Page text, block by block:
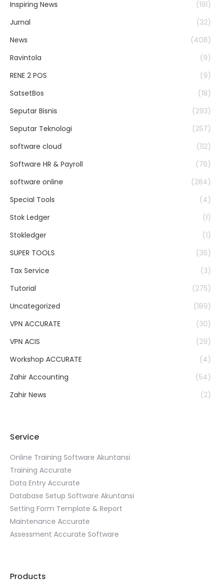
Inspiring News
(191)
Jurnal
(32)
News
(408)
Ravintola
(9)
RENE 2 POS
(9)
SatsetBos
(18)
Seputar Bisnis
(293)
Seputar Teknologi
(257)
software cloud
(112)
Software HR & Payroll
(76)
software online
(284)
Special Tools
(4)
Stok Ledger
(1)
Stokledger
(1)
SUPER TOOLS
(36)
Tax Service
(3)
Tutorial
(275)
Uncategorized
(189)
VPN ACCURATE
(30)
VPN ACIS
(29)
Workshop ACCURATE
(4)
Zahir Accounting
(54)
Zahir News
(2)
Service
Online Training Software Akuntansi
Training Accurate
Data Entry Accurate
Database Setup Software Akuntansi
Setting Form Template & Report
Maintenance Accurate
Assessment Accurate Software
Products